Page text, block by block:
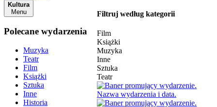
Kultura
Menu
Polecane wydarzenia
Muzyka
Teatr
Film
Książki
Sztuka
Inne
Historia
Filtruj według kategorii
Film
Książki
Muzyka
Inne
Sztuka
Teatr